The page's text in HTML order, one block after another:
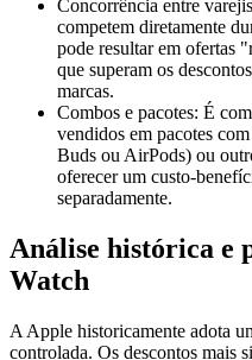
Concorrência entre
competem diretamente
pode resultar em ofertas
que superam os
marcas.
Combos e pacotes: É
vendidos em pacotes
Buds ou AirPods) ou
oferecer um custo-
separadamente.
Análise histórica e
Watch
A Apple historicamente adota
controlada. Os descontos mais